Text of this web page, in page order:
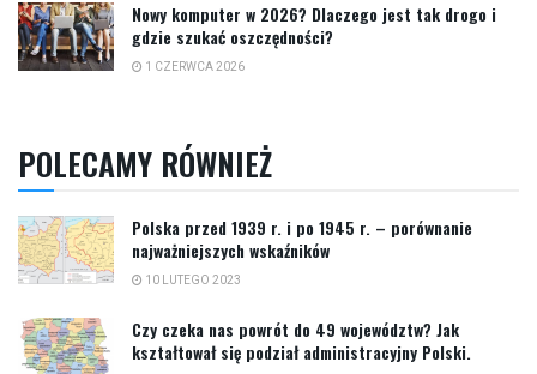
Nowy komputer w 2026? Dlaczego jest tak drogo i
gdzie szukać oszczędności?
1 CZERWCA 2026
POLECAMY RÓWNIEŻ
Polska przed 1939 r. i po 1945 r. – porównanie
najważniejszych wskaźników
10 LUTEGO 2023
Czy czeka nas powrót do 49 województw? Jak
kształtował się podział administracyjny Polski.